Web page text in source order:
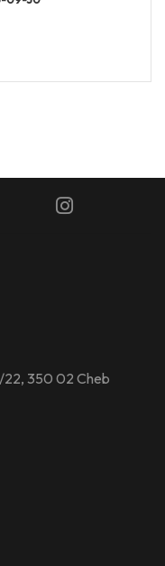
22, 350 02 Cheb